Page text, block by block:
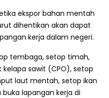
ekspor bahan mentah
dihentikan akan dapat
kerja dalam negeri.
tembaga, setop timah,
sawit (CPO), setop
laut mentah, setop ikan
lapangan kerja di